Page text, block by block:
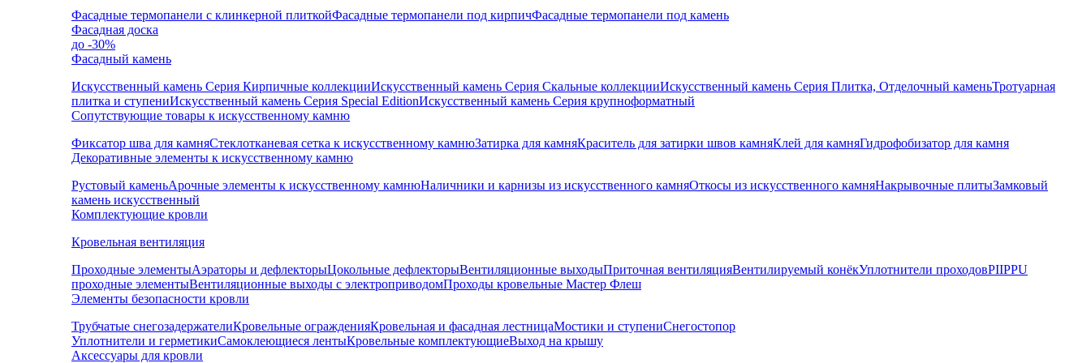
Фасадные термопанели с клинкерной плиткойФасадные термопанели под кирпичФасадные термопанели под камень
Фасадная доска
до -30%
Фасадный камень
Искусственный камень Серия Кирпичные коллекцииИскусственный камень Серия Скальные коллекцииИскусственный камень Серия Плитка, Отделочный каменьТротуарная
плитка и ступениИскусственный камень Серия Special EditionИскусственный камень Серия крупноформатный
Сопутствующие товары к искусственному камню
Фиксатор шва для камняСтеклотканевая сетка к искусственному камнюЗатирка для камняКраситель для затирки швов камняКлей для камняГидрофобизатор для камня
Декоративные элементы к искусственному камню
Рустовый каменьАрочные элементы к искусственному камнюНаличники и карнизы из искусственного камняОткосы из искусственного камняНакрывочные плитыЗамковый
камень искусственный
Комплектующие кровли
Кровельная вентиляция
Проходные элементыАэраторы и дефлекторыЦокольные дефлекторыВентиляционные выходыПриточная вентиляцияВентилируемый конёкУплотнители проходовPIIPPU
проходные элементыВентиляционные выходы с электроприводомПроходы кровельные Мастер Флеш
Элементы безопасности кровли
Трубчатые снегозадержателиКровельные огражденияКровельная и фасадная лестницаМостики и ступениСнегостопор
Уплотнители и герметикиСамоклеющиеся лентыКровельные комплектующиеВыход на крышу
Аксессуары для кровли